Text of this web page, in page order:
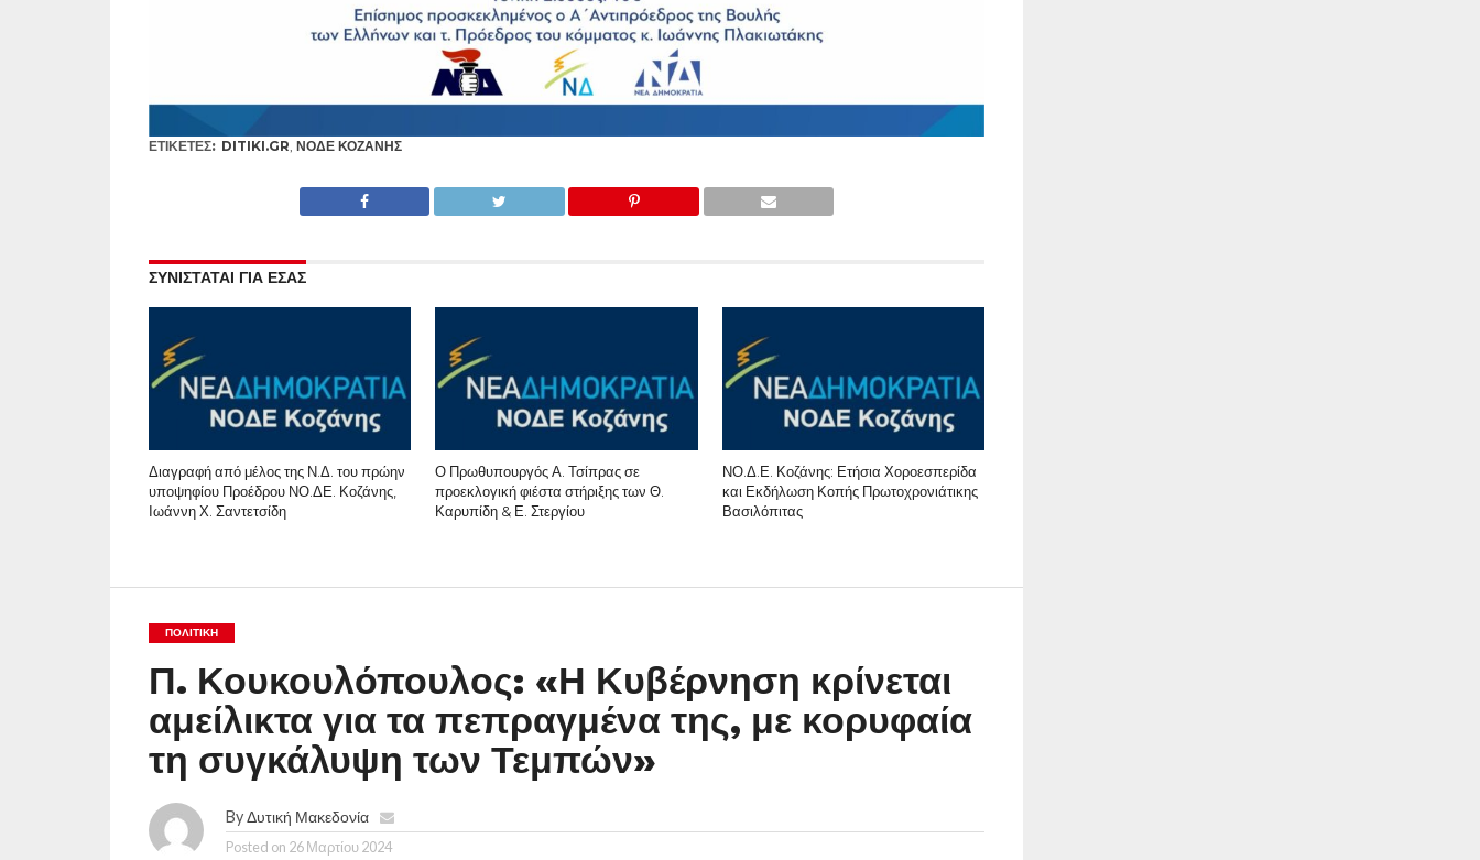
ΕΤΙΚΕΤΕΣ: DITIKI.GR, ΝΟΔΕ ΚΟΖΆΝΗΣ
ΣΥΝΙΣΤΑΤΑΙ ΓΙΑ ΕΣΑΣ
Διαγραφή από μέλος της Ν.Δ. του πρώην
υποψηφίου Προέδρου ΝΟ.ΔΕ. Κοζάνης,
Ιωάννη Χ. Σαντετσίδη
Ο Πρωθυπουργός Α. Τσίπρας σε
προεκλογική φιέστα στήριξης των Θ.
Καρυπίδη & Ε. Στεργίου
ΝΟ.Δ.Ε. Κοζάνης: Ετήσια Χοροεσπερίδα
και Εκδήλωση Κοπής Πρωτοχρονιάτικης
Βασιλόπιτας
ΠΟΛΙΤΙΚΉ
Π. Κουκουλόπουλος: «Η Κυβέρνηση κρίνεται
αμείλικτα για τα πεπραγμένα της, με κορυφαία
τη συγκάλυψη των Τεμπών»
ByΔυτική Μακεδονία
Posted on 26 Μαρτίου 2024